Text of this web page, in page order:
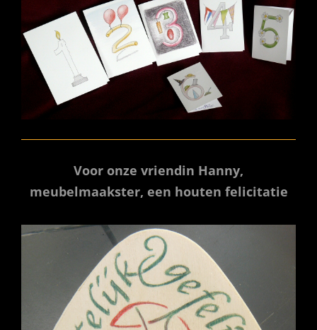
Voor onze vriendin Hanny,
meubelmaakster, een houten felicitatie